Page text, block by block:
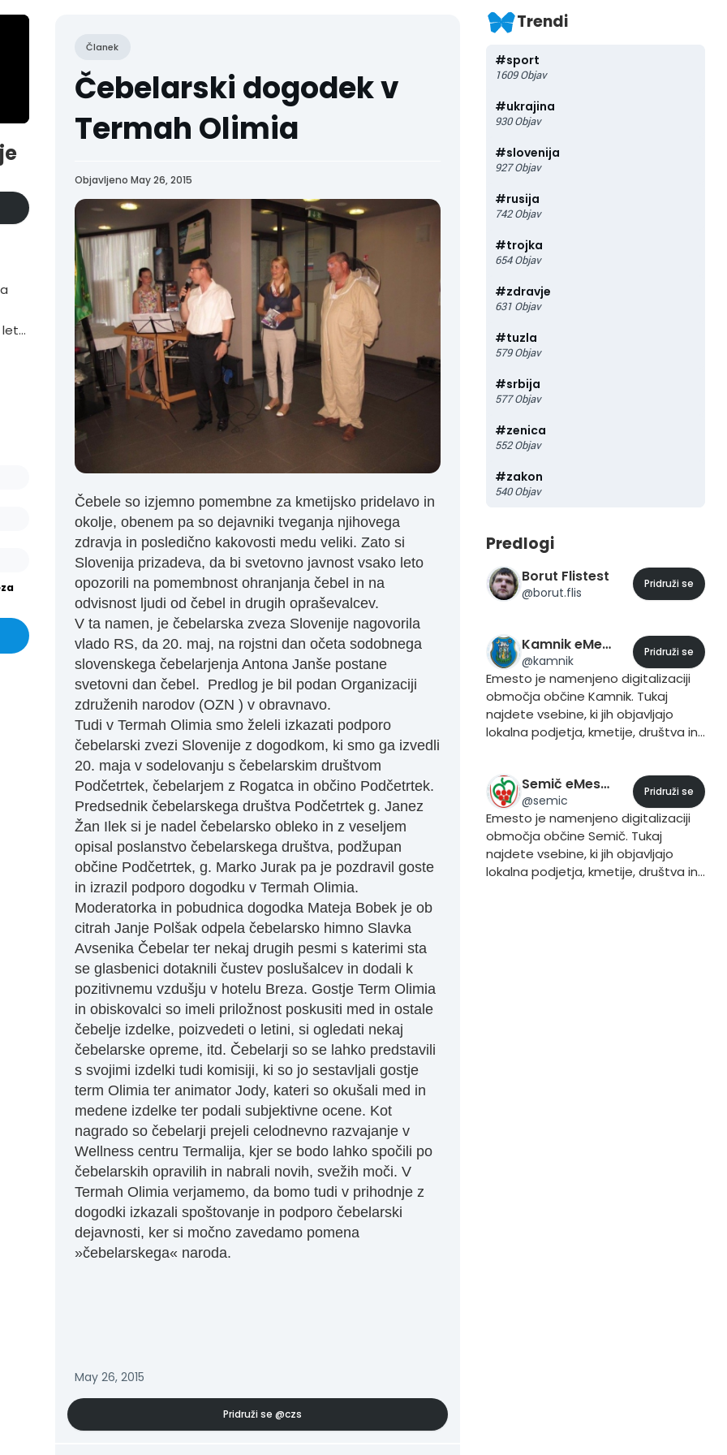
letu
Članek
Čebelarski dogodek v
Termah Olimia
Objavljeno May 26, 2015
Čebele so izjemno pomembne za kmetijsko pridelavo in
okolje, obenem pa so dejavniki tveganja njihovega
zdravja in posledično kakovosti medu veliki. Zato si
Slovenija prizadeva, da bi svetovno javnost vsako leto
opozorili na pomembnost ohranjanja čebel in na
odvisnost ljudi od čebel in drugih opraševalcev.
V ta namen, je čebelarska zveza Slovenije nagovorila
vlado RS, da 20. maj, na rojstni dan očeta sodobnega
slovenskega čebelarjenja Antona Janše postane
svetovni dan čebel. Predlog je bil podan Organizaciji
združenih narodov (OZN ) v obravnavo.
Tudi v Termah Olimia smo želeli izkazati podporo
čebelarski zvezi Slovenije z dogodkom, ki smo ga izvedli
20. maja v sodelovanju s čebelarskim društvom
Podčetrtek, čebelarjem z Rogatca in občino Podčetrtek.
Predsednik čebelarskega društva Podčetrtek g. Janez
Žan Ilek si je nadel čebelarsko obleko in z veseljem
opisal poslanstvo čebelarskega društva, podžupan
občine Podčetrtek, g. Marko Jurak pa je pozdravil goste
in izrazil podporo dogodku v Termah Olimia.
Moderatorka in pobudnica dogodka Mateja Bobek je ob
citrah Janje Polšak odpela čebelarsko himno Slavka
Avsenika Čebelar ter nekaj drugih pesmi s katerimi sta
se glasbenici dotaknili čustev poslušalcev in dodali k
pozitivnemu vzdušju v hotelu Breza. Gostje Term Olimia
in obiskovalci so imeli priložnost poskusiti med in ostale
čebelje izdelke, poizvedeti o letini, si ogledati nekaj
čebelarske opreme, itd. Čebelarji so se lahko predstavili
s svojimi izdelki tudi komisiji, ki so jo sestavljali gostje
term Olimia ter animator Jody, kateri so okušali med in
medene izdelke ter podali subjektivne ocene. Kot
nagrado so čebelarji prejeli celodnevno razvajanje v
Wellness centru Termalija, kjer se bodo lahko spočili po
čebelarskih opravilih in nabrali novih, svežih moči. V
Termah Olimia verjamemo, da bomo tudi v prihodnje z
dogodki izkazali spoštovanje in podporo čebelarski
dejavnosti, ker si močno zavedamo pomena
»čebelarskega« naroda.
May 26, 2015
Pridruži se @czs
Trendi
#sport
1609 Objav
#ukrajina
930 Objav
#slovenija
927 Objav
#rusija
742 Objav
#trojka
654 Objav
#zdravje
631 Objav
#tuzla
579 Objav
#srbija
577 Objav
#zenica
552 Objav
#zakon
540 Objav
Predlogi
Borut Flistest
@borut.flis
Pridruži se
Kamnik eMesto
@kamnik
Pridruži se
Emesto je namenjeno digitalizaciji
območja občine Kamnik. Tukaj
najdete vsebine, ki jih objavljajo
lokalna podjetja, kmetije, društva in
pri objavljanju vsebine dodate trend
#Kamnik.
Semič eMesto
@semic
Pridruži se
Emesto je namenjeno digitalizaciji
območja občine Semič. Tukaj
najdete vsebine, ki jih objavljajo
lokalna podjetja, kmetije, društva in